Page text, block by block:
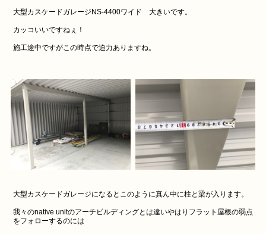
大型カスケードガレージNS-4400ワイド 大きいです。
カッコいいですねぇ！
施工途中ですがこの時点で迫力ありますね。
大型カスケードガレージになるとこのように真ん中に柱と梁が入ります。
我々のnative unitのアーチビルディングとは違いやはりフラット屋根の弱点
をフォローするのには